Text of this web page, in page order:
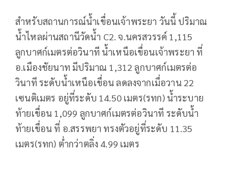
สำหรับสถานการณ์น้ำเขื่อนเจ้าพระยา วันนี้ ปริมาณ
น้ำไหลผ่านสถานีวัดน้ำ C2. จ.นครสวรรค์ 1,115
ลูกบาศก์เมตรต่อวินาที น้ำเหนือเขื่อนเจ้าพระยา ที่
อ.เมืองชัยนาท มีปริมาณ 1,312 ลูกบาศก์เมตรต่อ
วินาที ระดับน้ำเหนือเขื่อน ลดลงจากเมื่อวาน 22
เซนติเมตร อยู่ที่ระดับ 14.50 เมตร(รทก) น้ำระบาย
ท้ายเขื่อน 1,099 ลูกบาศก์เมตรต่อวินาที ระดับน้ำ
ท้ายเขื่อน ที่ อ.สรรพยา ทรงตัวอยู่ที่ระดับ 11.35
เมตร(รทก) ต่ำกว่าตลิ่ง 4.99 เมตร